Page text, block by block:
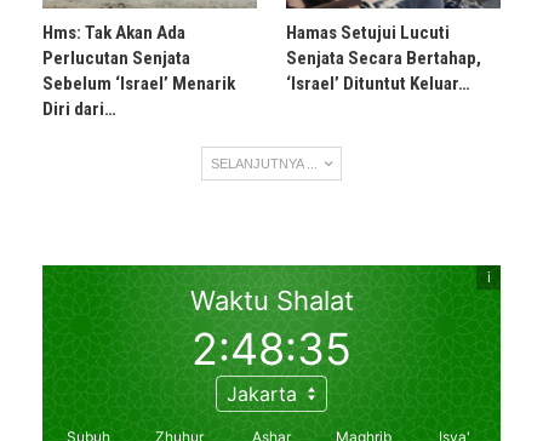
Hms: Tak Akan Ada
Perlucutan Senjata
Sebelum ‘Israel’ Menarik
Diri dari…
Hamas Setujui Lucuti
Senjata Secara Bertahap,
‘Israel’ Dituntut Keluar…
SELANJUTNYA ...